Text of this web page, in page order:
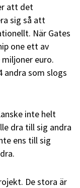
att det
sig så att
När Gates
one ett av
euro.
andra som slogs
inte helt
dra till sig andra
ens till sig
De stora är